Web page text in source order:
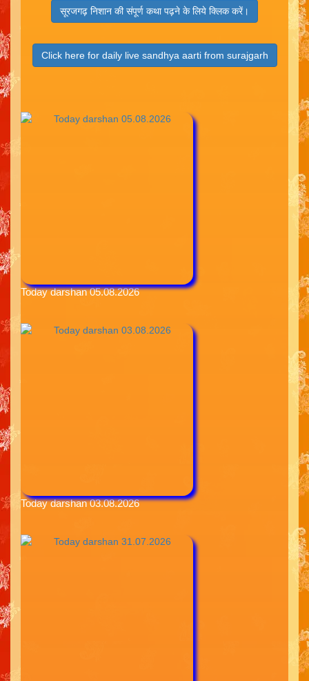
सूरजगढ़ निशान की संपूर्ण कथा पढ़ने के लिये क्लिक करें।
Click here for daily live sandhya aarti from surajgarh
Today darshan 05.08.2026
Today darshan 03.08.2026